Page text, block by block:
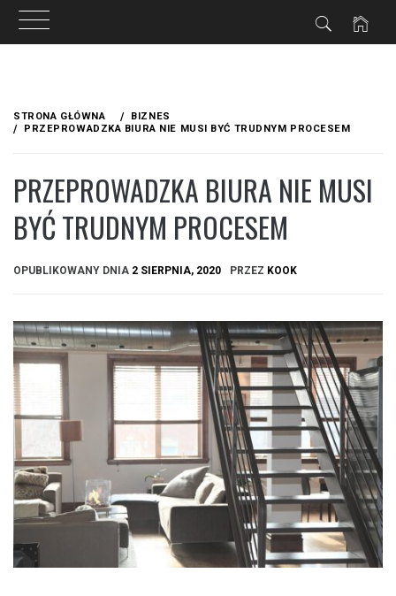
treści
STRONA GŁÓWNA
BIZNES
PRZEPROWADZKA BIURA NIE MUSI BYĆ TRUDNYM PROCESEM
PRZEPROWADZKA BIURA NIE MUSI
BYĆ TRUDNYM PROCESEM
OPUBLIKOWANY DNIA 2 SIERPNIA, 2020 PRZEZ KOOK